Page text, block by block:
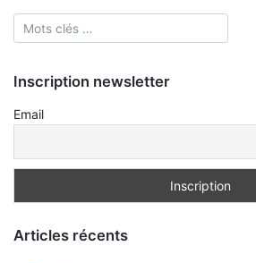
Inscription newsletter
Email
Articles récents